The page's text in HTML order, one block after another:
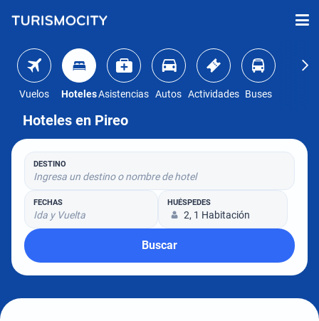
Vuelos HotelesAsistencias Autos Actividades Buses
Hoteles en Pireo
DESTINO
Ingresa un destino o nombre de hotel
FECHAS
Ida y Vuelta
HUÉSPEDES
2, 1 Habitación
Buscar